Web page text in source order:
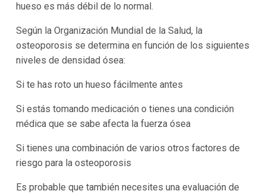
hueso es más débil de lo normal.
Según la Organización Mundial de la Salud, la
osteoporosis se determina en función de los siguientes
niveles de densidad ósea:
Si te has roto un hueso fácilmente antes
Si estás tomando medicación o tienes una condición
médica que se sabe afecta la fuerza ósea
Si tienes una combinación de varios otros factores de
riesgo para la osteoporosis
Es probable que también necesites una evaluación de